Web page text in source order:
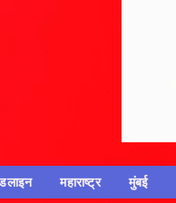
महाराष्ट्र मुंबई